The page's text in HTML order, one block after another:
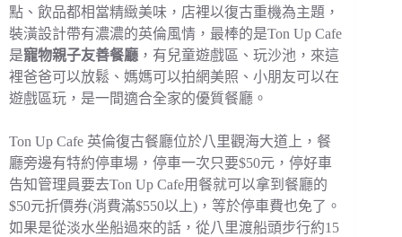
點、飲品都相當精緻美味，店裡以復古重機為主題，
裝潢設計帶有濃濃的英倫風情，最棒的是Ton Up Cafe
是寵物親子友善餐廳 ，有兒童遊戲區、玩沙池，來這
裡爸爸可以放鬆、媽媽可以拍網美照、小朋友可以在
遊戲區玩，是一間適合全家的優質餐廳。
Ton Up Cafe 英倫復古餐廳位於八里觀海大道上，餐
廳旁邊有特約停車場，停車一次只要$50元，停好車
告知管理員要去Ton Up Cafe用餐就可以拿到餐廳的
$50元折價券(消費滿$550以上)，等於停車費也免了。
如果是從淡水坐船過來的話，從八里渡船頭步行約15